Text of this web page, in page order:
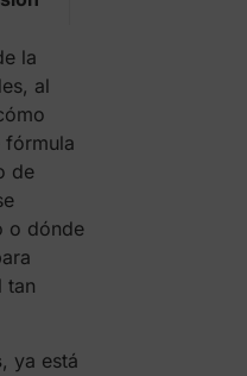
la
al
fórmula
de
o dónde
tan
, ya está